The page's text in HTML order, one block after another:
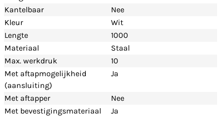
Kantelbaar
Nee
Kleur
Wit
Lengte
1000
Materiaal
Staal
Max. werkdruk
10
Met aftapmogelijkheid
(aansluiting)
Ja
Met aftapper
Nee
Met bevestigingsmateriaal
Ja